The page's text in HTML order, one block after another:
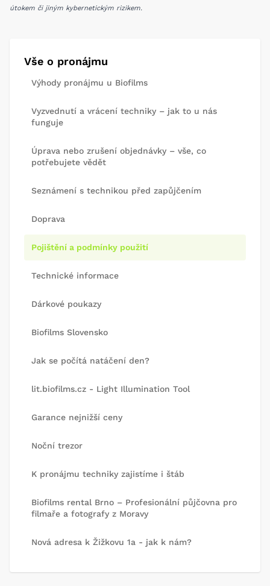
Vše o pronájmu
Výhody pronájmu u Biofilms
Vyzvednutí a vrácení techniky – jak to u nás
funguje
Úprava nebo zrušení objednávky – vše, co
potřebujete vědět
Seznámení s technikou před zapůjčením
Doprava
Pojištění a podmínky použití
Technické informace
Dárkové poukazy
Biofilms Slovensko
Jak se počítá natáčení den?
lit.biofilms.cz - Light Illumination Tool
Garance nejnižší ceny
Noční trezor
K pronájmu techniky zajistíme i štáb
Biofilms rental Brno – Profesionální půjčovna pro
filmaře a fotografy z Moravy
Nová adresa k Žižkovu 1a - jak k nám?
útokem či jiným kybernetickým rizikem.